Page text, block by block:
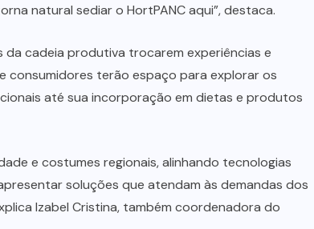
natural sediar o HortPANC aqui”, destaca.
cadeia produtiva trocarem experiências e
consumidores terão espaço para explorar os
até sua incorporação em dietas e produtos
e costumes regionais, alinhando tecnologias
soluções que atendam às demandas dos
Izabel Cristina, também coordenadora do